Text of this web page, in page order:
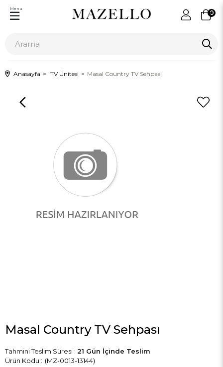
0
Menu
Anasayfa TV Ünitesi Masal Country TV Sehpası
Masal Country TV Sehpası
Tahmini Teslim Süresi : 21 Gün İçinde Teslim
(MZ-0013-13144)